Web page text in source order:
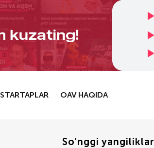
STARTAPLAR OAV HAQIDA
So'nggi yangiliklar